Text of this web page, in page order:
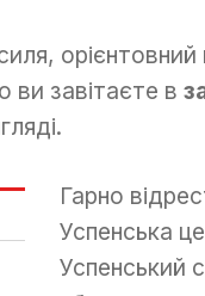
ви завітаєте в
Гарно
Успенська
Успенський